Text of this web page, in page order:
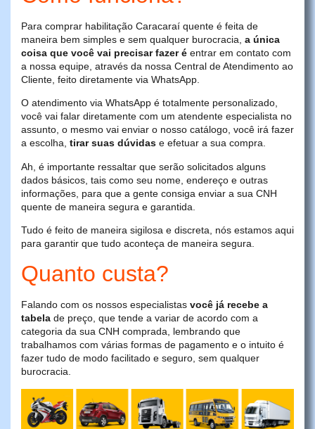
Para comprar habilitação Caracaraí quente é feita de
maneira bem simples e sem qualquer burocracia, a única
coisa que você vai precisar fazer é entrar em contato com
a nossa equipe, através da nossa Central de Atendimento ao
Cliente, feito diretamente via WhatsApp.
O atendimento via WhatsApp é totalmente personalizado,
você vai falar diretamente com um atendente especialista no
assunto, o mesmo vai enviar o nosso catálogo, você irá fazer
a escolha, tirar suas dúvidas e efetuar a sua compra.
Ah, é importante ressaltar que serão solicitados alguns
dados básicos, tais como seu nome, endereço e outras
informações, para que a gente consiga enviar a sua CNH
quente de maneira segura e garantida.
Tudo é feito de maneira sigilosa e discreta, nós estamos aqui
para garantir que tudo aconteça de maneira segura.
Quanto custa?
Falando com os nossos especialistas você já recebe a
tabela de preço, que tende a variar de acordo com a
categoria da sua CNH comprada, lembrando que
trabalhamos com várias formas de pagamento e o intuito é
fazer tudo de modo facilitado e seguro, sem qualquer
burocracia.